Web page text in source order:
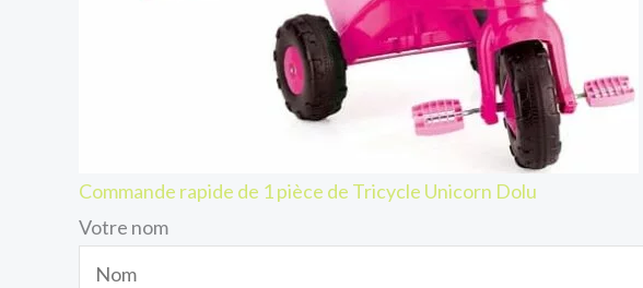
Commande rapide de 1 pièce de Tricycle Unicorn Dolu
Votre nom